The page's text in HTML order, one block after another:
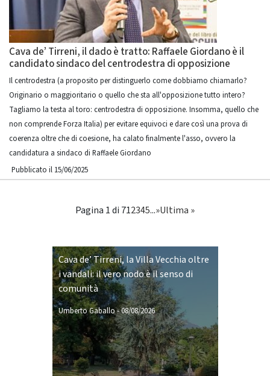
Cava de’ Tirreni, il dado è tratto: Raffaele Giordano è il
candidato sindaco del centrodestra di opposizione
Il centrodestra (a proposito per distinguerlo come dobbiamo chiamarlo?
Originario o maggioritario o quello che sta all'opposizione tutto intero?
Tagliamo la testa al toro: centrodestra di opposizione. Insomma, quello che
non comprende Forza Italia) per evitare equivoci e dare così una prova di
coerenza oltre che di coesione, ha calato finalmente l'asso, ovvero la
candidatura a sindaco di Raffaele Giordano
Pubblicato il 15/06/2025
Pagina 1 di 712345...»Ultima »
Cava de’ Tirreni, la Villa Vecchia oltre
i vandali: il vero nodo è il senso di
comunità
Umberto Gaballo-08/08/2026